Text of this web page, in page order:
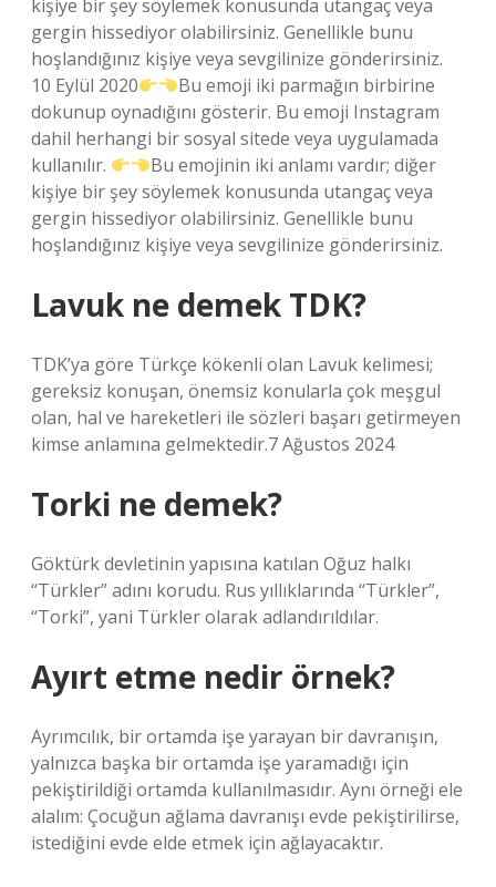
kişiye bir şey söylemek konusunda utangaç veya
gergin hissediyor olabilirsiniz. Genellikle bunu
hoşlandığınız kişiye veya sevgilinize gönderirsiniz.
10 Eylül 2020
Bu emoji iki parmağın birbirine
dokunup oynadığını gösterir. Bu emoji Instagram
dahil herhangi bir sosyal sitede veya uygulamada
kullanılır.
Bu emojinin iki anlamı vardır; diğer
kişiye bir şey söylemek konusunda utangaç veya
gergin hissediyor olabilirsiniz. Genellikle bunu
hoşlandığınız kişiye veya sevgilinize gönderirsiniz.
Lavuk ne demek TDK?
TDK’ya göre Türkçe kökenli olan Lavuk kelimesi;
gereksiz konuşan, önemsiz konularla çok meşgul
olan, hal ve hareketleri ile sözleri başarı getirmeyen
kimse anlamına gelmektedir.7 Ağustos 2024
Torki ne demek?
Göktürk devletinin yapısına katılan Oğuz halkı
“Türkler” adını korudu. Rus yıllıklarında “Türkler”,
“Torki”, yani Türkler olarak adlandırıldılar.
Ayırt etme nedir örnek?
Ayrımcılık, bir ortamda işe yarayan bir davranışın,
yalnızca başka bir ortamda işe yaramadığı için
pekiştirildiği ortamda kullanılmasıdır. Aynı örneği ele
alalım: Çocuğun ağlama davranışı evde pekiştirilirse,
istediğini evde elde etmek için ağlayacaktır.